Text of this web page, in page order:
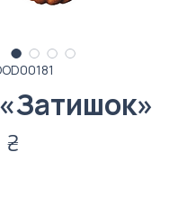
₴